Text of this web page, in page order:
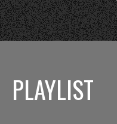
PLAYLIST